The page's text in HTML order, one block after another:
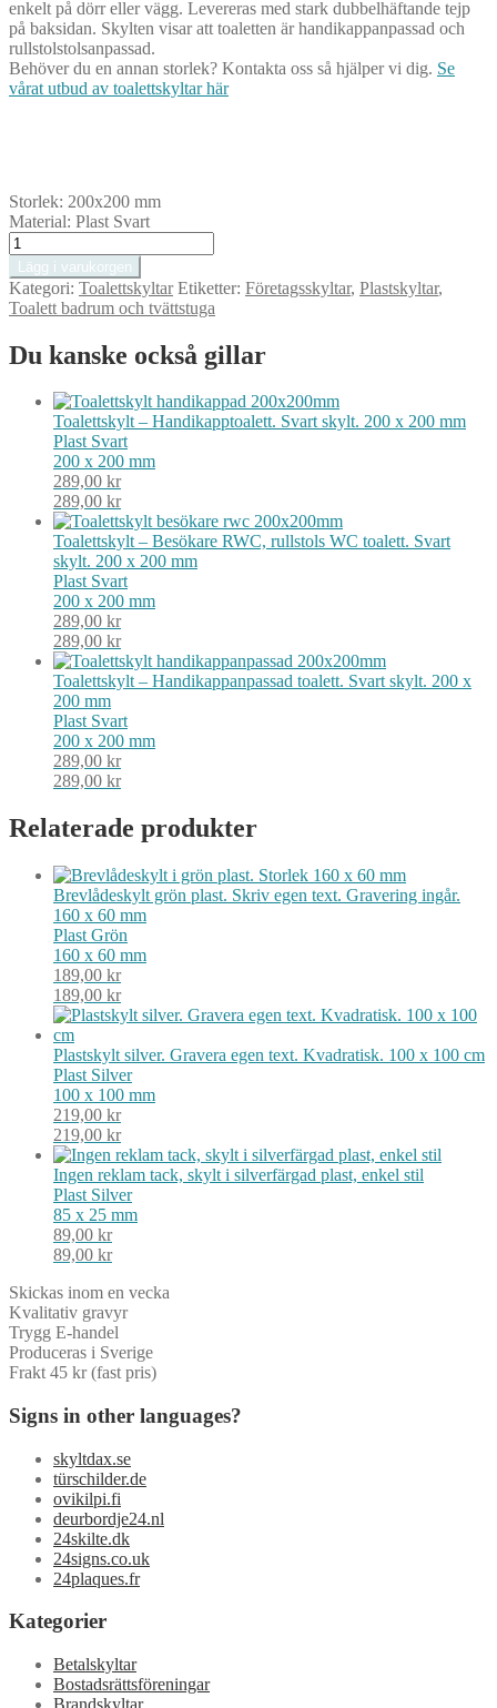
enkelt på dörr eller vägg. Levereras med stark dubbelhäftande tejp
på baksidan. Skylten visar att toaletten är handikappanpassad och
rullstolstolsanpassad.
Behöver du en annan storlek? Kontakta oss så hjälper vi dig. Se
vårat utbud av toalettskyltar här
Storlek: 200x200 mm
Material: Plast Svart
Toalettskylt
–
RWC,
rullstols
WC
Svart
mängd
Lägg i varukorgen
Kategori: Toalettskyltar Etiketter: Företagsskyltar, Plastskyltar,
Toalett badrum och tvättstuga
Du kanske också gillar
Toalettskylt – Handikapptoalett. Svart skylt. 200 x 200 mm
Plast Svart
200 x 200 mm
289,00 kr
289,00 kr
Toalettskylt – Besökare RWC, rullstols WC toalett. Svart
skylt. 200 x 200 mm
Plast Svart
200 x 200 mm
289,00 kr
289,00 kr
Toalettskylt – Handikappanpassad toalett. Svart skylt. 200 x
200 mm
Plast Svart
200 x 200 mm
289,00 kr
289,00 kr
Relaterade produkter
Brevlådeskylt grön plast. Skriv egen text. Gravering ingår.
160 x 60 mm
Plast Grön
160 x 60 mm
189,00 kr
189,00 kr
Plastskylt silver. Gravera egen text. Kvadratisk. 100 x 100 cm
Plast Silver
100 x 100 mm
219,00 kr
219,00 kr
Ingen reklam tack, skylt i silverfärgad plast, enkel stil
Plast Silver
85 x 25 mm
89,00 kr
89,00 kr
Skickas inom en vecka
Kvalitativ gravyr
Trygg E-handel
Produceras i Sverige
Frakt 45 kr (fast pris)
Signs in other languages?
skyltdax.se
türschilder.de
ovikilpi.fi
deurbordje24.nl
24skilte.dk
24signs.co.uk
24plaques.fr
Kategorier
Betalskyltar
Bostadsrättsföreningar